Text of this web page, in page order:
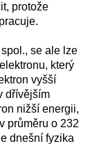
protože
se ale lze
který
vyšší
dřívějším
nižší energii,
průměru o 232
dnešní fyzika